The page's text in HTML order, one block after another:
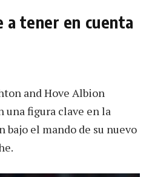
a tener en cuenta
and Hove Albion
una figura clave en la
el mando de su nuevo